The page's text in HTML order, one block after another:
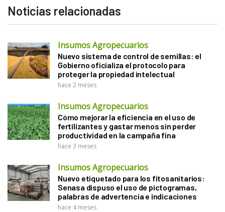
Noticias relacionadas
Insumos Agropecuarios
Nuevo sistema de control de semillas: el
Gobierno oficializa el protocolo para
proteger la propiedad intelectual
hace 2 meses
Insumos Agropecuarios
Cómo mejorar la eficiencia en el uso de
fertilizantes y gastar menos sin perder
productividad en la campaña fina
hace 3 meses
Insumos Agropecuarios
Nuevo etiquetado para los fitosanitarios:
Senasa dispuso el uso de pictogramas,
palabras de advertencia e indicaciones
hace 4 meses